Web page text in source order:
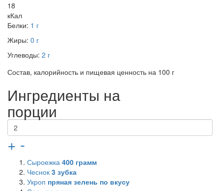
18
кКал
Белки: 1 г
Жиры: 0 г
Углеводы: 2 г
Состав, калорийность и пищевая ценность на 100 г
Ингредиенты на
порции
+ -
Сыроежка 400 грамм
Чеснок 3 зубка
Укроп пряная зелень по вкусу